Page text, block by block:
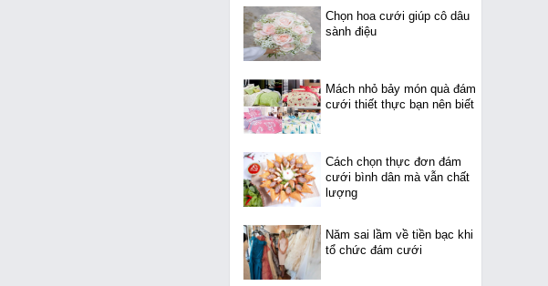
Chọn hoa cưới giúp cô dâu
sành điệu
Mách nhỏ bảy món quà đám
cưới thiết thực bạn nên biết
Cách chọn thực đơn đám
cưới bình dân mà vẫn chất
lượng
Năm sai lầm về tiền bạc khi
tổ chức đám cưới